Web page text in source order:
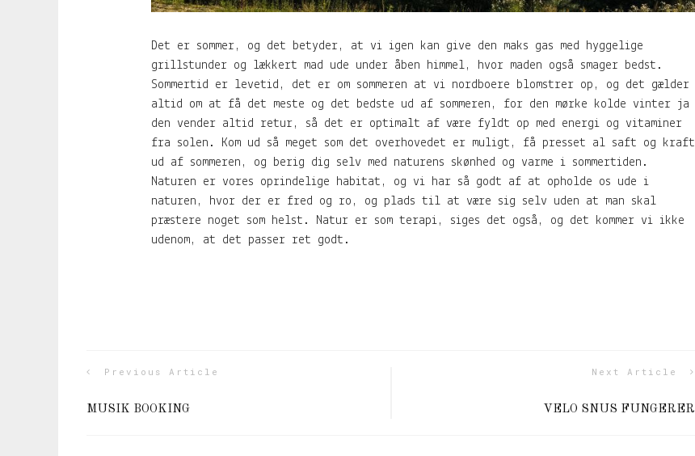
Det er sommer, og det betyder, at vi igen kan give den maks gas med hyggelige
grillstunder og lækkert mad ude under åben himmel, hvor maden også smager bedst.
Sommertid er levetid, det er om sommeren at vi nordboere blomstrer op, og det gælder
altid om at få det meste og det bedste ud af sommeren, for den mørke kolde vinter ja
den vender altid retur, så det er optimalt af være fyldt op med energi og vitaminer
fra solen. Kom ud så meget som det overhovedet er muligt, få presset al saft og kraft
ud af sommeren, og berig dig selv med naturens skønhed og varme i sommertiden.
Naturen er vores oprindelige habitat, og vi har så godt af at opholde os ude i
naturen, hvor der er fred og ro, og plads til at være sig selv uden at man skal
præstere noget som helst. Natur er som terapi, siges det også, og det kommer vi ikke
udenom, at det passer ret godt.
Previous Article
MUSIK BOOKING
Next Article
VELO SNUS FUNGERER